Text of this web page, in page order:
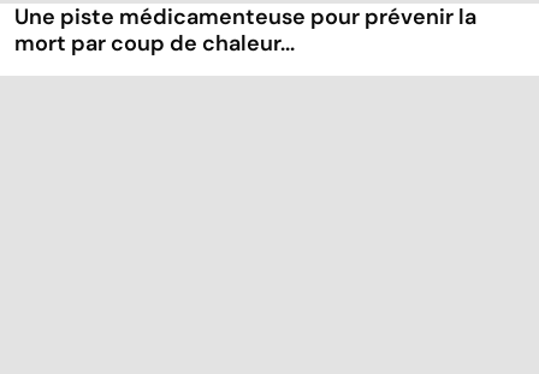
Une piste médicamenteuse pour prévenir la
mort par coup de chaleur...